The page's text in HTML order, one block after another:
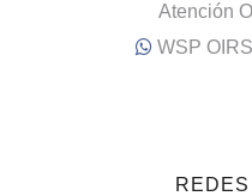
Atención
WSP